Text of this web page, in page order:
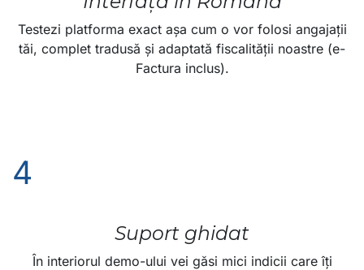
Testezi platforma exact așa cum o vor folosi angajații
tăi, complet tradusă și adaptată fiscalității noastre (e-
Factura inclus).
4
Suport ghidat
În interiorul demo-ului vei găsi mici indicii care îți